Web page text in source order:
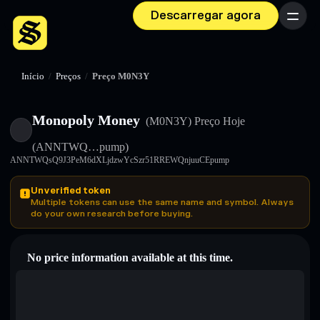
Descarregar agora Menu
Início / Preços / Preço M0N3Y
Monopoly Money (M0N3Y)Preço Hoje
(ANNTWQ…pump)
ANNTWQsQ9J3PeM6dXLjdzwYcSzr51RREWQnjuuCEpump
Unverified token
Multiple tokens can use the same name and symbol. Always
do your own research before buying.
No price information available at this time.